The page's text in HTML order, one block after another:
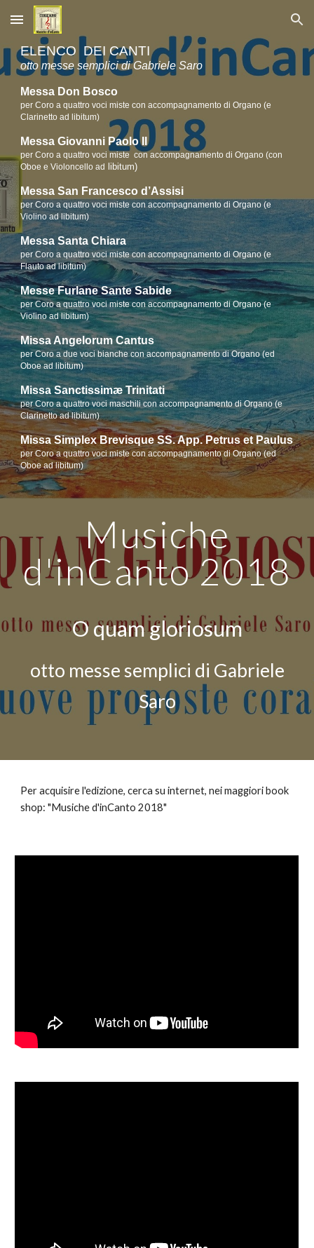
Skip to main content Skip to navigation
ELENCO DEI CANTI
otto messe semplici di Gabriele Saro
Messa Don Bosco
per Coro a quattro voci miste con accompagnamento di Organo (e
Clarinetto ad libitum)
Messa Giovanni Paolo II
per Coro a quattro voci miste con accompagnamento di Organo (con
Oboe e Violoncello ad
libitum)
Messa San Francesco d’Assisi
per Coro a quattro voci miste con accompagnamento di Organo (e
Violino ad libitum)
Messa Santa Chiara
per Coro a quattro voci miste con accompagnamento di Organo (e
Flauto ad libitum)
Messe Furlane Sante Sabide
per Coro a quattro voci miste con accompagnamento di Organo (e
Violino ad libitum)
Missa Angelorum Cantus
per Coro a due voci bianche con accompagnamento di Organo (ed
Oboe ad libitum)
Missa Sanctissimæ Trinitati
per Coro a quattro voci maschili con accompagnamento di Organo (e
Clarinetto ad libitum)
Missa Simplex Brevisque SS. App. Petrus et Paulus
per Coro a quattro voci miste con accompagnamento di Organo (ed
Oboe ad libitum)
Musiche
d'inCanto2018
O quam gloriosum
otto messe semplici di Gabriele
Saro
Per acquisire l'edizione, cerca su internet, nei maggiori book
shop: "Musiche d'inCanto 2018"